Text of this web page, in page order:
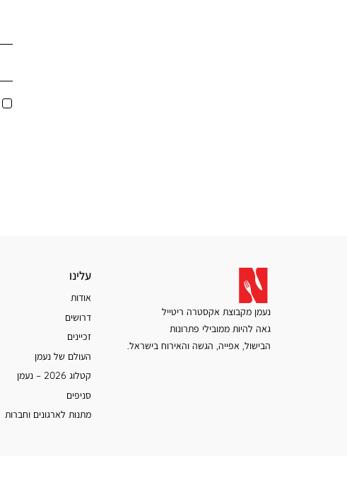
נעמן מקבוצת אקסטרה ריטייל
גאה להיות ממובילי פתרונות
הבישול, אפייה, הגשה והאירוח בישראל.
עלינו
עלינו
אודות
דרושים
זכיינים
העולם של נעמן
קטלוג 2026 – נעמן
סניפים
מתנות לארגונים וחברות